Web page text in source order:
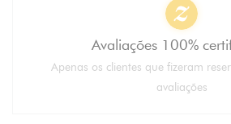
Avaliações 100%
Apenas os clientes que fizeram
avaliações